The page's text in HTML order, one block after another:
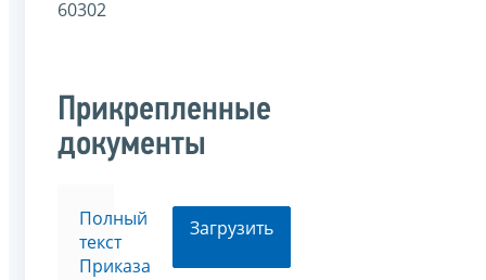
60302
Прикрепленные
документы
Полный
текст
Приказа
Загрузить